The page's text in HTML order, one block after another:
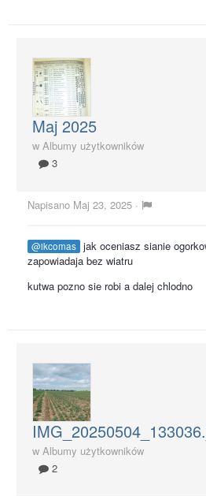
Maj 2025
w Albumy użytkowników
3
Napisano Maj 23, 2025 ·
@ikcomas jak oceniasz sianie
zapowiadaja bez wiatru
kutwa pozno sie robi a dalej chlodno
w Albumy użytkowników
2